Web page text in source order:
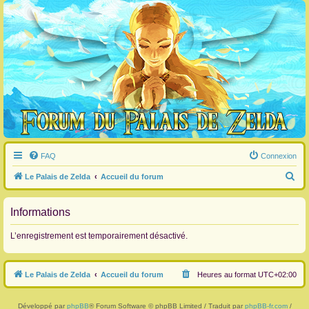
FAQ Connexion
Le Palais de Zelda Accueil du forum
e
h
r
c
Informations
L’enregistrement est temporairement désactivé.
Le Palais de Zelda Accueil du forum Heures au format UTC+02:00
Développé par phpBB® Forum Software © phpBB Limited / Traduit par phpBB-fr.com/